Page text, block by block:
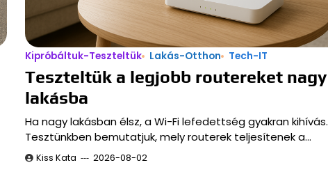
Kipróbáltuk-Teszteltük Lakás-Otthon Tech-IT
Teszteltük a legjobb routereket nagy
lakásba
Ha nagy lakásban élsz, a Wi-Fi lefedettség gyakran kihívás.
Tesztünkben bemutatjuk, mely routerek teljesítenek a…
Kiss Kata 2026-08-02